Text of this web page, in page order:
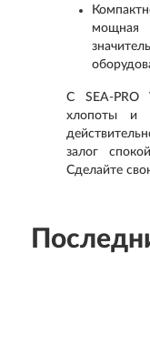
С SEA-PRO
хлопоты и
залог
Сделайте